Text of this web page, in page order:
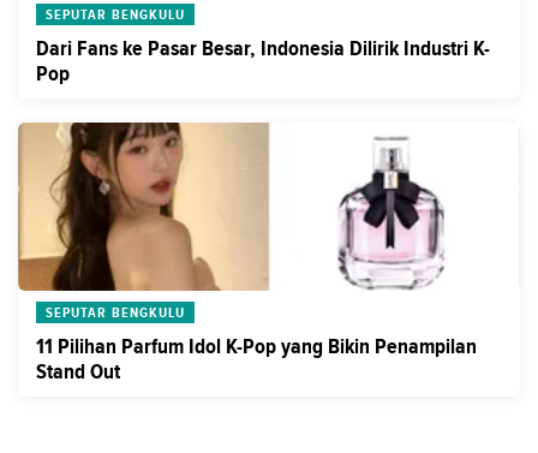
SEPUTAR BENGKULU
Dari Fans ke Pasar Besar, Indonesia Dilirik Industri K-
Pop
SEPUTAR BENGKULU
11 Pilihan Parfum Idol K-Pop yang Bikin Penampilan
Stand Out